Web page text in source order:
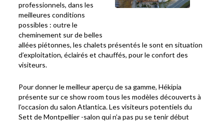
professionnels, dans les
meilleures conditions
possibles : outre le
cheminement sur de belles
allées piétonnes, les chalets présentés le sont en situation
d’exploitation, éclairés et chauffés, pour le confort des
visiteurs.
Pour donner le meilleur aperçu de sa gamme, Hékipia
présente sur ce show room tous les modèles découverts à
l’occasion du salon Atlantica. Les visiteurs potentiels du
Sett de Montpellier -salon qui n’a pas pu se tenir début